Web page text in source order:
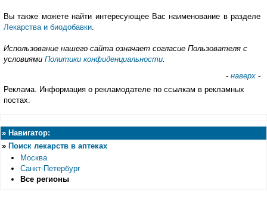
Вы также можете найти интересующее Вас наименование в разделе
Лекарства и биодобавки
Использование нашего сайта означает согласие Пользователя с
условиями Политики конфиденциальности
- наверх -
Реклама. Информация о рекламодателе по ссылкам в рекламных
постах.
» Навигатор:
» Поиск лекарств в аптеках
Москва
Санкт-Петербург
Все регионы